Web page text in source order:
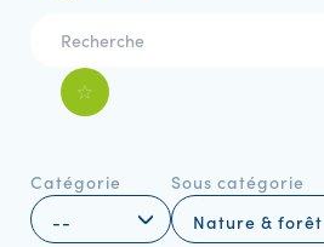
Catégorie Sous catégorie